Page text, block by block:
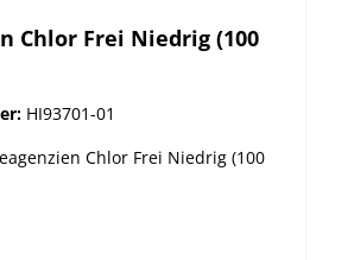
Chlor Frei Niedrig (100
HI93701-01
Chlor Frei Niedrig (100